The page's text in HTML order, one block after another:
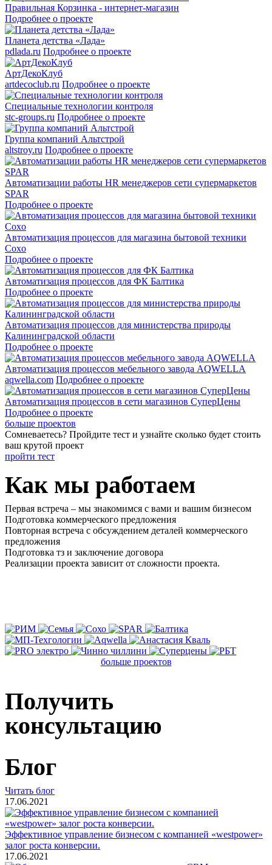
Правильная Корзинка - интернет-магазин
Подробнее о проекте
Планета детства «Лада»
pdlada.ru Подробнее о проекте
АртДекоКлуб
artdecoclub.ru Подробнее о проекте
Специальные технологии контроля
stc-groups.ru Подробнее о проекте
Группа компаний Альтстрой
altstroy.ru Подробнее о проекте
Автоматизации работы HR менеджеров сети супермаркетов
SPAR
Подробнее о проекте
Автоматизация процессов для магазина бытовой техники
Сoxo
Подробнее о проекте
Автоматизация процессов для ФК Балтика
Подробнее о проекте
Автоматизация процессов для министерства природы
Калининградской области
Подробнее о проекте
Автоматизация процессов мебельного завода AQWELLA
aqwella.com Подробнее о проекте
Автоматизация процессов в сети магазинов СуперЦены
Подробнее о проекте
больше проектов
Сомневаетесь? Пройдите тест и узнайте сколько будет стоить
ваш крутой проект
пройти тест
Как мы работаем
Первая встреча – мы знакомимся с вами и вашим бизнесом
Подготовка коммерческого предложения
Повторная встреча с обсуждением деталей коммерческого
предложения
Подготовка тз и заключение договора
Реализации проекта зависит от сложности проекта.
больше проектов
Получить
консультацию
Блог
Читать блог
17.06.2021
Эффективное управление бизнесом с компанией «westpower»
залог роста конверсии.
17.06.2021